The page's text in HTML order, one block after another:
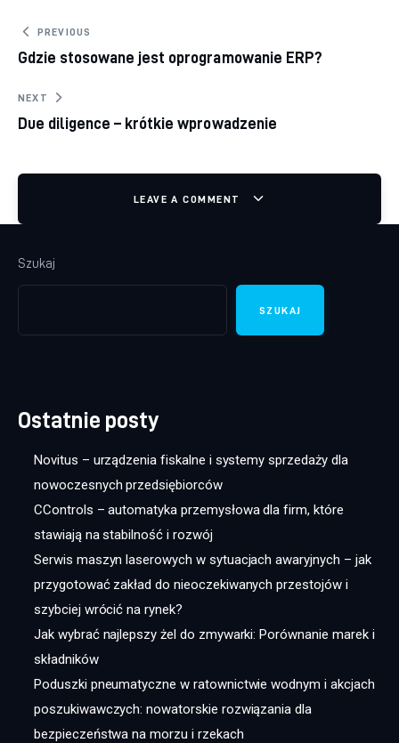
Nawigacja wpisu
PREVIOUS
Gdzie stosowane jest oprogramowanie ERP?
NEXT
Due diligence – krótkie wprowadzenie
LEAVE A COMMENT
Szukaj
SZUKAJ
Ostatnie posty
Novitus – urządzenia fiskalne i systemy sprzedaży dla
nowoczesnych przedsiębiorców
CControls – automatyka przemysłowa dla firm, które
stawiają na stabilność i rozwój
Serwis maszyn laserowych w sytuacjach awaryjnych – jak
przygotować zakład do nieoczekiwanych przestojów i
szybciej wrócić na rynek?
Jak wybrać najlepszy żel do zmywarki: Porównanie marek i
składników
Poduszki pneumatyczne w ratownictwie wodnym i akcjach
poszukiwawczych: nowatorskie rozwiązania dla
bezpieczeństwa na morzu i rzekach